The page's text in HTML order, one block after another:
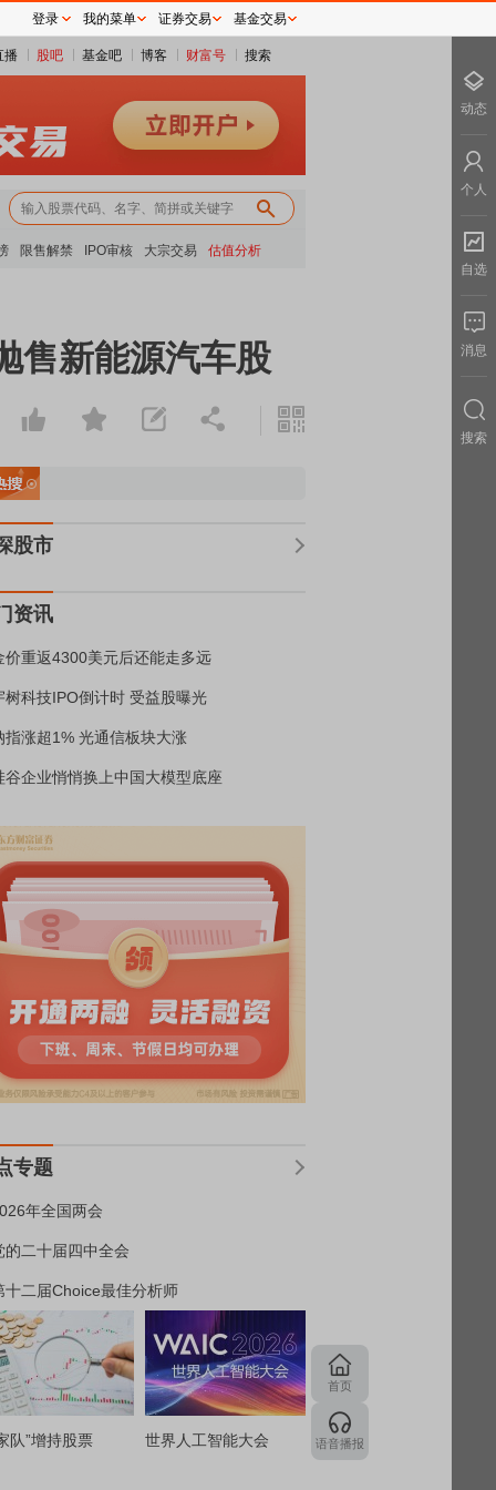
播 股吧 基金吧 博客 财富号 搜索
限售解禁 IPO审核 大宗交易 估值分析
售新能源汽车股
股市
资讯
价重返4300美元后还能走多远
树科技IPO倒计时 受益股曝光
指涨超1% 光通信板块大涨
谷企业悄悄换上中国大模型底座
专题
年全国两会
的二十届四中全会
十二届Choice最佳分析师
队”增持股票 世界人工智能大会
首页
语音播报
登录 我的菜单 证券交易 基金交易
动态
个人
自选
消息
搜索